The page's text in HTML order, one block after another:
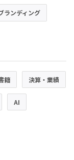
ランディング
籍 決算・業績
AI